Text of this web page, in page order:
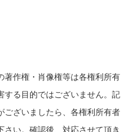
著作権・肖像権等は各権利所有
する目的ではございません。記
ございましたら、各権利所有者
い。確認後、対応させて頂き